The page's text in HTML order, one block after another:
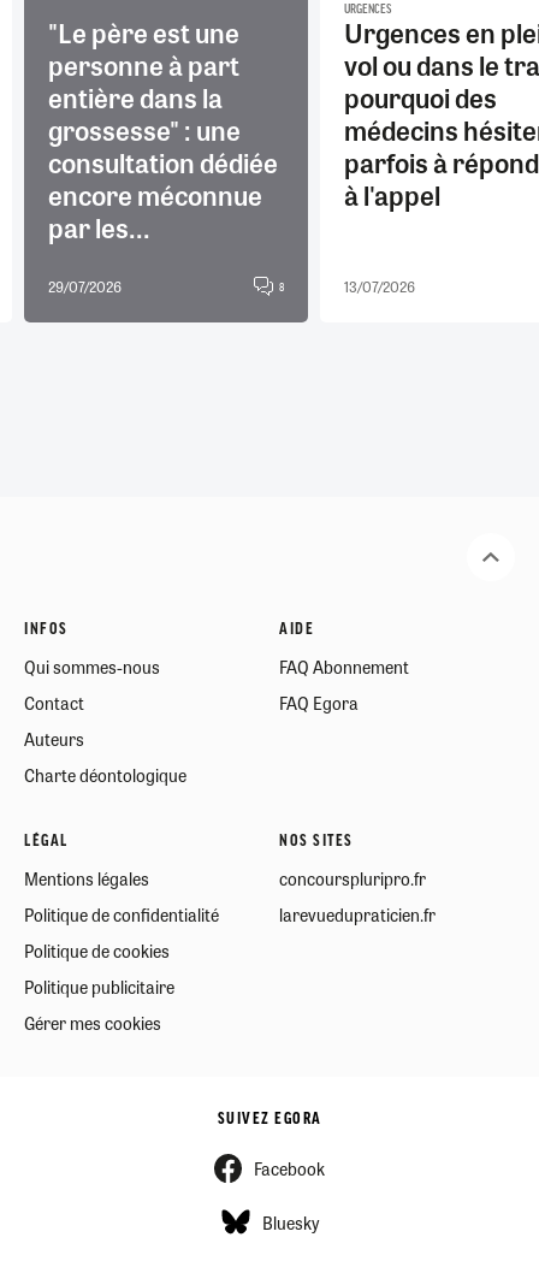
"Le père est une
personne à part
entière dans la
grossesse" : une
consultation dédiée
encore méconnue
par les...
29/07/2026 8
URGENCES
Urgences en
vol ou dans le
pourquoi des
médecins
parfois à
à l'appel
13/07/2026
INFOS
Qui sommes-nous
Contact
Auteurs
Charte déontologique
AIDE
FAQ Abonnement
FAQ Egora
LÉGAL
Mentions légales
Politique de confidentialité
Politique de cookies
Politique publicitaire
Gérer mes cookies
NOS SITES
concourspluripro.fr
larevuedupraticien.fr
SUIVEZ EGORA
Facebook
Bluesky